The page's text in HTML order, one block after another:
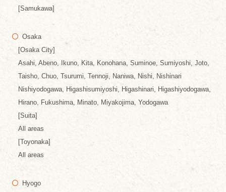
[Samukawa]
Osaka
[Osaka City]
Asahi, Abeno, Ikuno, Kita, Konohana, Suminoe, Sumiyoshi, Joto,
Taisho, Chuo, Tsurumi, Tennoji, Naniwa, Nishi, Nishinari
Nishiyodogawa, Higashisumiyoshi, Higashinari, Higashiyodogawa,
Hirano, Fukushima, Minato, Miyakojima, Yodogawa
[Suita]
All areas
[Toyonaka]
All areas
Hyogo